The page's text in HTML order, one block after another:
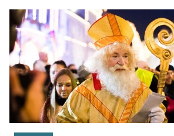
z njo zaspi, "ker oči govori boljše
večer ravno obratno.